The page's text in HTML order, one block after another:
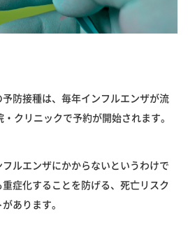
防接種は、毎年インフルエンザが流
クリニックで予約が開始されます。
ルエンザにかからないというわけで
症化することを防げる、死亡リスク
あります。